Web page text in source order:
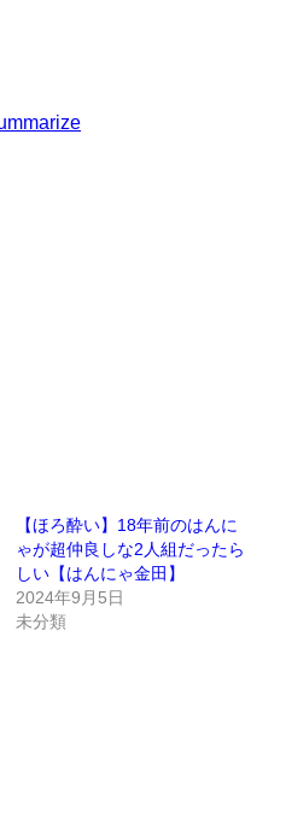
【ほろ酔い】18年前のはんに
ゃが超仲良しな2人組だったら
しい【はんにゃ金田】
2024年9月5日
未分類